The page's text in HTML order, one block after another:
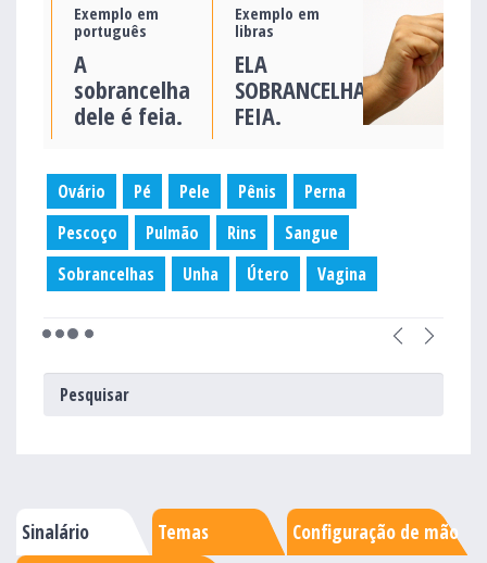
Exemplo em
português
A
sobrancelha
dele é feia.
Exemplo em
libras
ELA
SOBRANCELHA
FEIA.
Ovário Pé Pele Pênis
Perna
Pescoço
Pulmão Rins
Sangue
Sobrancelhas
Unha Útero Vagina
Sinalário Temas
Configuração de mão